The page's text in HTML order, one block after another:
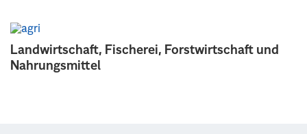
Landwirtschaft, Fischerei, Forstwirtschaft und
Nahrungsmittel